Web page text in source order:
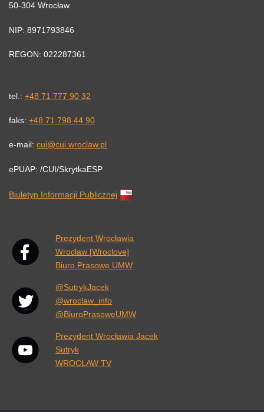
50-304 Wrocław
NIP: 8971793846
REGON: 022287361
tel.: +48 71 777 90 32
faks: +48 71 798 44 90
e-mail: cui@cui.wroclaw.pl
ePUAP: /CUI/SkrytkaESP
Biuletyn Informacji Publicznej
Prezydent Wrocławia
Wroclaw [Wroclove]
Biuro Prasowe UMW
@SutrykJacek
@wroclaw_info
@BiuroPrasoweUMW
Prezydent Wrocławia Jacek
Sutryk
WROCŁAW TV